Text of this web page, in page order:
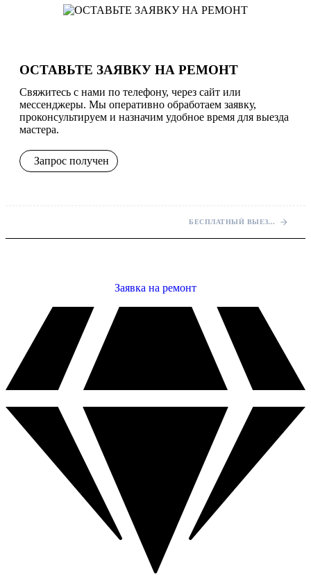
ОСТАВЬТЕ ЗАЯВКУ НА РЕМОНТ
Свяжитесь с нами по телефону, через сайт или
мессенджеры. Мы оперативно обработаем заявку,
проконсультируем и назначим удобное время для выезда
мастера.
Запрос получен
БЕСПЛАТНЫЙ ВЫЕЗД МАСТЕРА НА ДОМ
Заявка на ремонт